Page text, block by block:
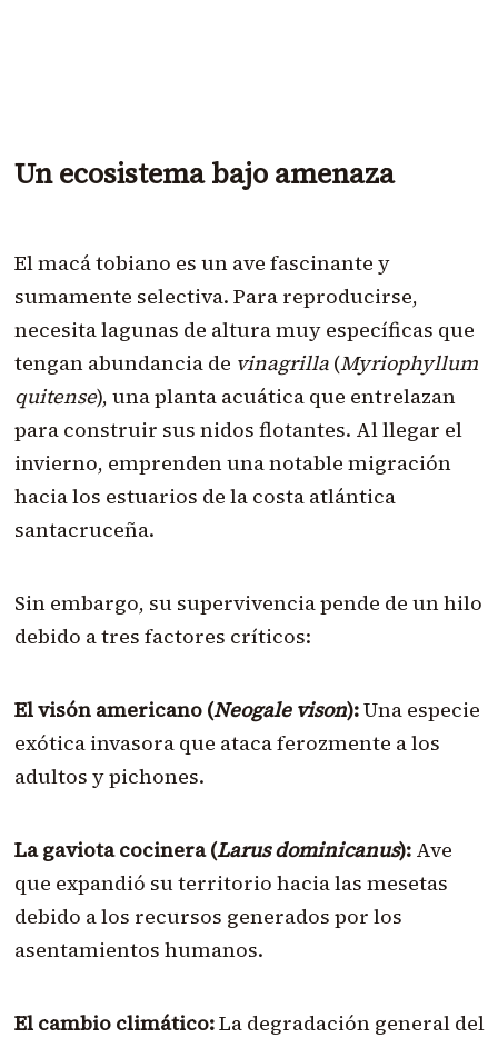
Un ecosistema bajo amenaza
El macá tobiano es un ave fascinante y
sumamente selectiva. Para reproducirse,
necesita lagunas de altura muy específicas que
tengan abundancia de vinagrilla(Myriophyllum
quitense), una planta acuática que entrelazan
para construir sus nidos flotantes. Al llegar el
invierno, emprenden una notable migración
hacia los estuarios de la costa atlántica
santacruceña.
Sin embargo, su supervivencia pende de un hilo
debido a tres factores críticos:
El visón americano (Neogale vison):Una especie
exótica invasora que ataca ferozmente a los
adultos y pichones.
La gaviota cocinera (Larus dominicanus):Ave
que expandió su territorio hacia las mesetas
debido a los recursos generados por los
asentamientos humanos.
El cambio climático:La degradación general del